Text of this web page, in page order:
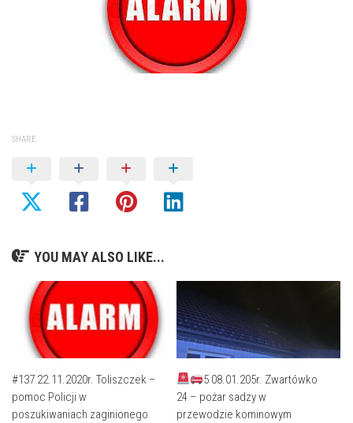
SHARE
YOU MAY ALSO LIKE...
#137 22.11.2020r. Toliszczek –
pomoc Policji w
poszukiwaniach zaginionego
5 08.01.205r. Zwartówko
24 – pożar sadzy w
przewodzie kominowym